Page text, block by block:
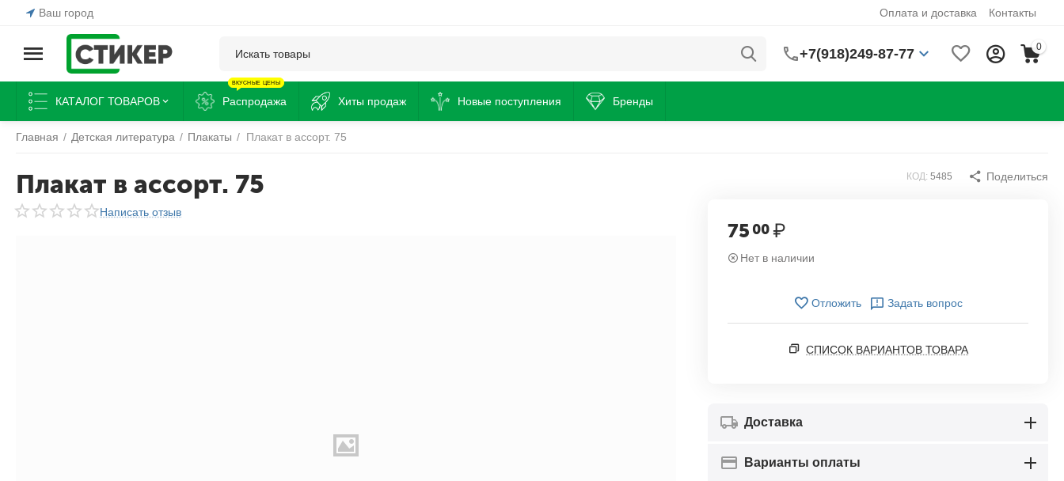
Ваш город Оплата и доставка Контакты
+7(918)249-87-77 0
КАТАЛОГ ТОВАРОВ Распродажа
ВКУСНЫЕ ЦЕНЫ
Хиты продаж Новые поступления Бренды
Главная / Детская литература / Плакаты / Плакат в ассорт. 75
Плакат в ассорт. 75
Написать отзыв
КОД: 5485 Поделиться
75 00₽
Нет в наличии
Отложить Задать вопрос
СПИСОК ВАРИАНТОВ ТОВАРА
Доставка
Варианты оплаты